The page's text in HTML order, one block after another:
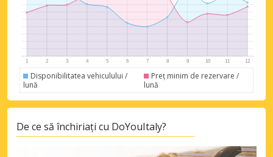
Disponibilitatea vehiculului /
lună
Preț minim de rezervare /
lună
De ce să închiriați cu DoYouItaly?